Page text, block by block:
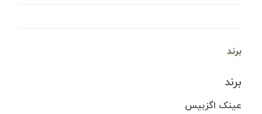
برند
برند
عینک اگزبیس